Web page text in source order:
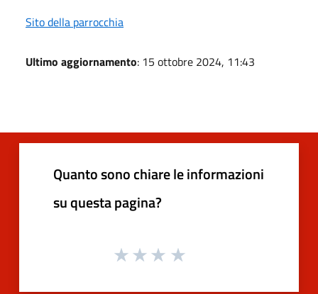
Sito della parrocchia
Ultimo aggiornamento: 15 ottobre 2024, 11:43
Quanto sono chiare le informazioni
su questa pagina?